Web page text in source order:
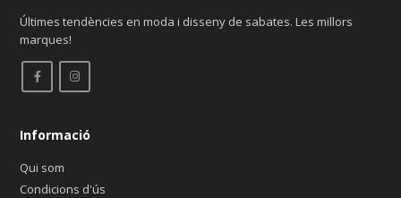
Últimes tendències en moda i disseny de sabates. Les millors
marques!
Informació
Qui som
Condicions d'ús